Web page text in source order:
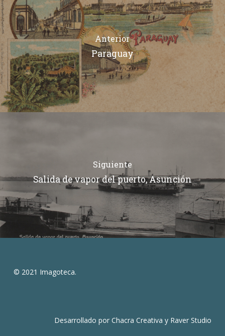
Anterior
Paraguay
Siguiente
Salida de vapor del puerto, Asunción
© 2021 Imagoteca.
Desarrollado porChacra Creativa y Raver Studio